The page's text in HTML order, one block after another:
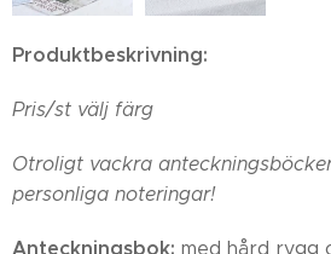
Produktbeskrivning:
Pris/st välj färg
Otroligt vackra
personliga noteringar!
Anteckningsbok: med hård rygg